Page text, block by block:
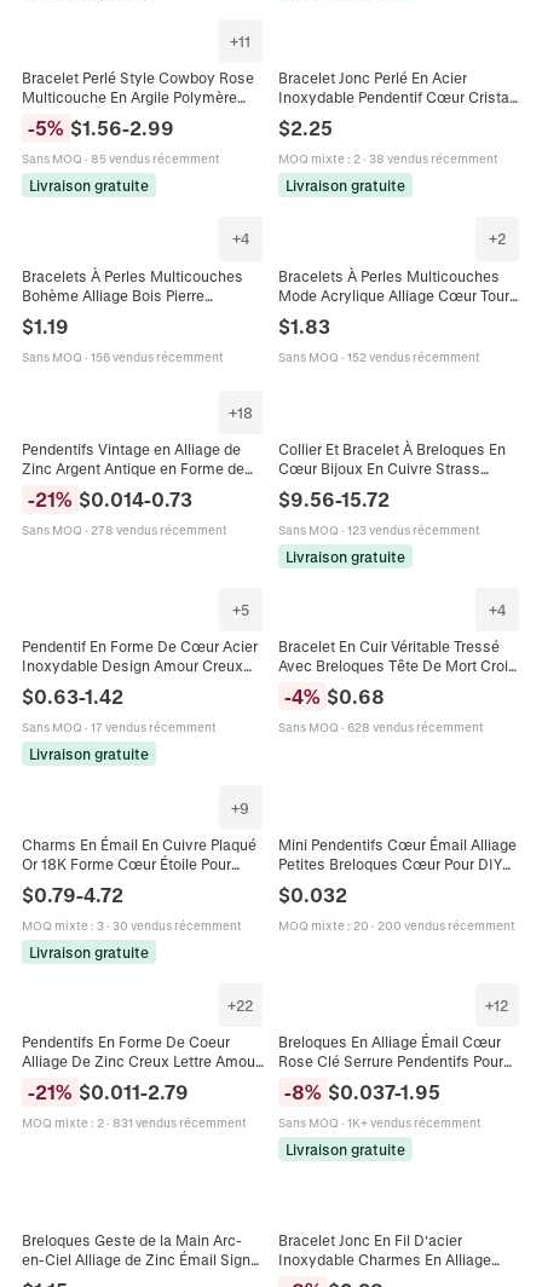
+11
Bracelet Perlé Style Cowboy Rose
Multicouche En Argile Polymère
Avec Charms En Alliage Pour
Femmes Et Filles
-5% $1.56-2.99
Sans MOQ · 85 vendus récemment
Livraison gratuite
Bracelet Jonc Perlé En Acier
Inoxydable Pendentif Cœur Cristal
Fleur Bracelet Ouvert Réglable
Bijoux Pour Femmes
$2.25
MOQ mixte: 2· 38 vendus récemment
Livraison gratuite
+4
Bracelets À Perles Multicouches
Bohème Alliage Bois Pierre
Love You Vintage Pour Femmes
$1.19
Sans MOQ · 156 vendus récemment
+2
Bracelets À Perles Multicouches
Mode Acrylique Alliage Cœur Tour
Bohème Pour Femmes Filles
$1.83
Sans MOQ · 152 vendus récemment
+18
Pendentifs Vintage en Alliage de
Zinc Argent Antique en Forme de
Cœur Ajouré Lettres d'Amour Fleurs
Ailes pour Bijoux DIY
-21% $0.014-0.73
Sans MOQ · 278 vendus récemment
Collier Et Bracelet À Breloques En
Cœur Bijoux En Cuivre Strass
Fausse Künstliche Perle Pendentif
Cadenas Lettre D'Amour Mode Pour
Femmes
$9.56-15.72
Sans MOQ · 123 vendus récemment
Livraison gratuite
+5
Pendentif En Forme De Cœur Acier
Inoxydable Design Amour Creux
Accessoire De Fabrication De
Bijoux Bricolage Poli
$0.63-1.42
Sans MOQ · 17 vendus récemment
Livraison gratuite
+4
Bracelet En Cuir Véritable Tressé
Avec Breloques Tête De Mort Croix
Gothique Unisexe
-4% $0.68
Sans MOQ · 628 vendus récemment
+9
Charms En Émail En Cuivre Plaqué
Or 18K Forme Cœur Étoile Pour
Création Bijoux DIY Love Mom
Pendentif Romantique
$0.79-4.72
MOQ mixte: 3· 30 vendus récemment
Livraison gratuite
Mini Pendentifs Cœur Émail Alliage
Petites Breloques Cœur Pour DIY
Bracelet Collier Boucle d'Oreille
Bijoux Accessoires
$0.032
MOQ mixte: 20 · 200 vendus récemment
+22
Pendentifs En Forme De Coeur
Alliage De Zinc Creux Lettre Amour
Ailes Croix Styles Mixtes Pour
Fabrication Bijoux DIY
-21% $0.011-2.79
MOQ mixte: 2· 831 vendus récemment
+12
Breloques En Alliage Émail Cœur
Rose Clé Serrure Pendentifs Pour
Création De Bijoux DIY Romantique
Thème Amour Saint Valentin
-8% $0.037-1.95
Sans MOQ · 1K+ vendus récemment
Livraison gratuite
Breloques Geste de la Main Arc-
en-Ciel Alliage de Zinc Émail Signe
Bracelet Jonc En Fil D'acier
Inoxydable Charmes En Alliage